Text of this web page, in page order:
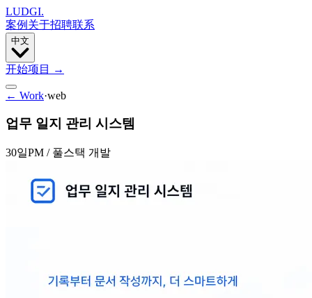
LUDGI.
案例 关于招聘联系
中文
开始项目 →
← Work·web
업무 일지 관리 시스템
30일PM / 풀스택 개발